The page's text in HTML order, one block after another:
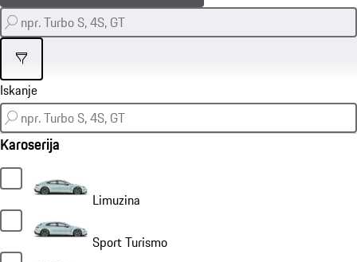
Filter
Karoserija
Limuzina
Sport Turismo